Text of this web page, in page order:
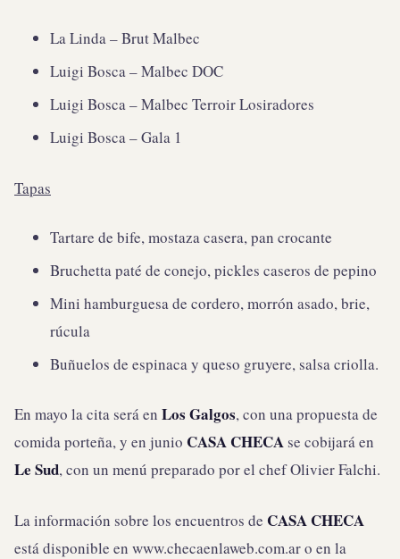
La Linda – Brut Malbec
Luigi Bosca – Malbec DOC
Luigi Bosca – Malbec Terroir Losiradores
Luigi Bosca – Gala 1
Tapas
Tartare de bife, mostaza casera, pan crocante
Bruchetta paté de conejo, pickles caseros de pepino
Mini hamburguesa de cordero, morrón asado, brie,
rúcula
Buñuelos de espinaca y queso gruyere, salsa criolla.
En mayo la cita será en Los Galgos, con una propuesta de
comida porteña, y en junio CASA CHECA se cobijará en
Le Sud, con un menú preparado por el chef Olivier Falchi.
La información sobre los encuentros de CASA CHECA
está disponible en www.checaenlaweb.com.ar o en la